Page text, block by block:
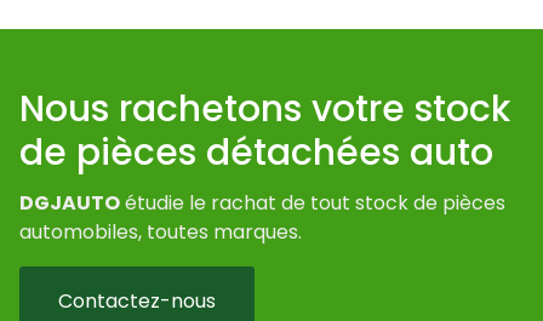
Nous rachetons votre stock
de pièces détachées auto
DGJAUTOétudie le rachat de tout stock de pièces
automobiles, toutes marques.
Contactez-nous